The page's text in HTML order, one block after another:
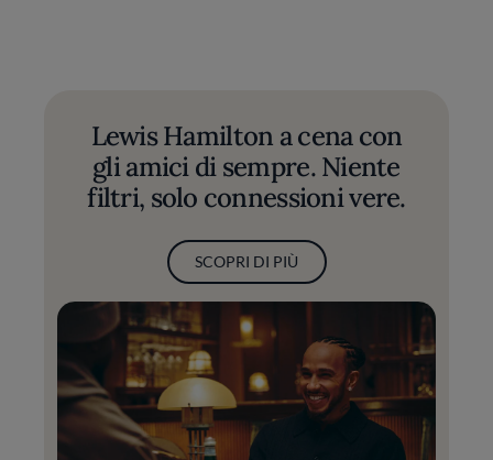
Lewis Hamilton a cena con
gli amici di sempre. Niente
filtri, solo connessioni vere.
SCOPRI DI PIÙ